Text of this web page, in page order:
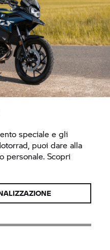
speciale e gli
puoi dare alla
personale. Scopri